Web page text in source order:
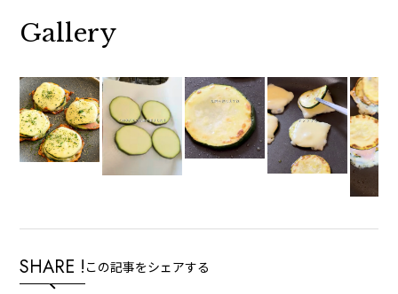
Gallery
SHARE ! この記事をシェアする